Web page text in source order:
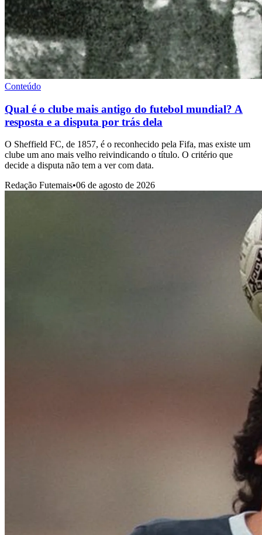
Conteúdo
Qual é o clube mais antigo do futebol mundial? A
resposta e a disputa por trás dela
O Sheffield FC, de 1857, é o reconhecido pela Fifa, mas existe um
clube um ano mais velho reivindicando o título. O critério que
decide a disputa não tem a ver com data.
Redação Futemais•06 de agosto de 2026